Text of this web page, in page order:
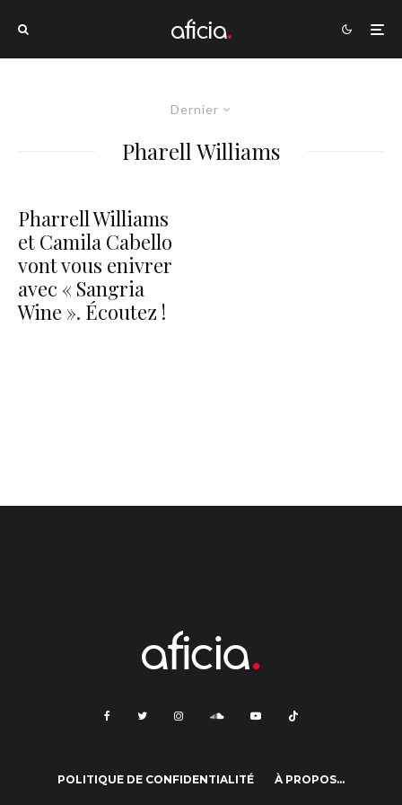
Dernier
Pharell Williams
Pharrell Williams
et Camila Cabello
vont vous enivrer
avec « Sangria
Wine ». Écoutez !
POLITIQUE DE CONFIDENTIALITÉ À PROPOS…